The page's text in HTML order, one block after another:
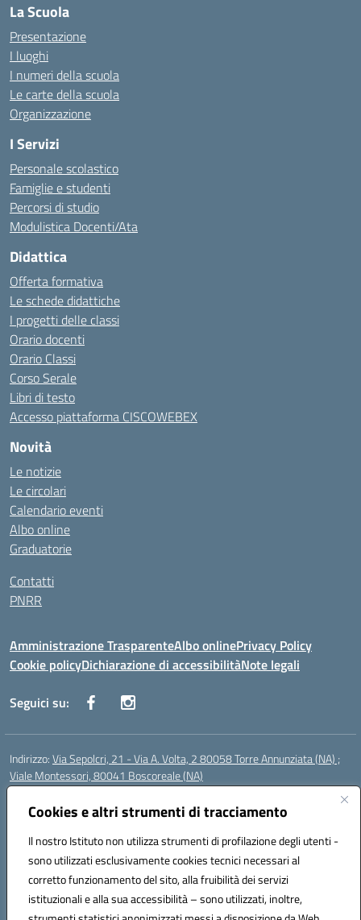
Cookies e altri strumenti di tracciamento
Il nostro Istituto non utilizza strumenti di profilazione degli utenti -
sono utilizzati esclusivamente cookies tecnici necessari al
corretto funzionamento del sito, alla fruibilità dei servizi
istituzionali e alla sua accessibilità – sono utilizzati, inoltre,
La Scuola
Presentazione
I luoghi
I numeri della scuola
Le carte della scuola
Organizzazione
I Servizi
Personale scolastico
Famiglie e studenti
Percorsi di studio
Modulistica Docenti/Ata
Didattica
Offerta formativa
Le schede didattiche
I progetti delle classi
Orario docenti
Orario Classi
Corso Serale
Libri di testo
Accesso piattaforma CISCOWEBEX
Novità
Le notizie
Le circolari
Calendario eventi
Albo online
Graduatorie
Contatti
PNRR
Amministrazione TrasparenteAlbo onlinePrivacy Policy
Cookie policyDichiarazione di accessibilitàNote legali
Seguici su:
Indirizzo:Via Sepolcri, 21 - Via A. Volta, 2 80058 Torre Annunziata (NA) ;
Viale Montessori, 80041 Boscoreale (NA)
Centralino:
Posta elettronica certificata (PEC):nais04100b@pec.istruzione.it
Codice fiscale: 82008750638
Codice meccanografico:NAIS04100B
Codice Indice delle Pubbliche Amministrazioni (IPA): istsc_nais04100b
Codice unico di fatturazione (CUF): UFELOU